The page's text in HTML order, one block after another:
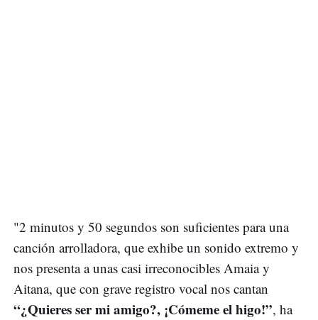
"2 minutos y 50 segundos son suficientes para una
canción arrolladora, que exhibe un sonido extremo y
nos presenta a unas casi irreconocibles Amaia y
Aitana, que con grave registro vocal nos cantan
“¿Quieres ser mi amigo?, ¡Cómeme el higo!”, ha